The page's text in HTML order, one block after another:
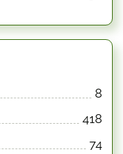
8
418
74